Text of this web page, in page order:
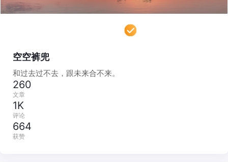
空空裤兜
和过去过不去，跟未来合不来。
260
文章
1K
评论
664
获赞